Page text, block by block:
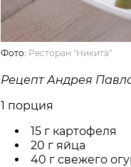
Фото: Ресторан "Никита"
Рецепт Андрея
1 порция
15 г картофеля
20 г яйца
40 г свежего